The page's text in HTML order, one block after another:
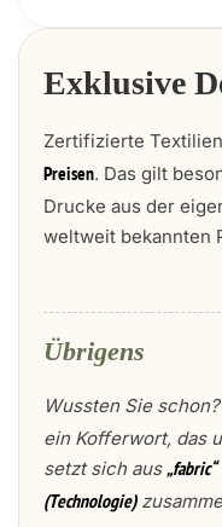
Exklusive
Zertifizierte
Preisen. Das gilt
Drucke aus der
weltweit bekannten
Übrigens
Wussten Sie
ein Kofferwort, das
setzt sich aus„fabric“
(Technologie)